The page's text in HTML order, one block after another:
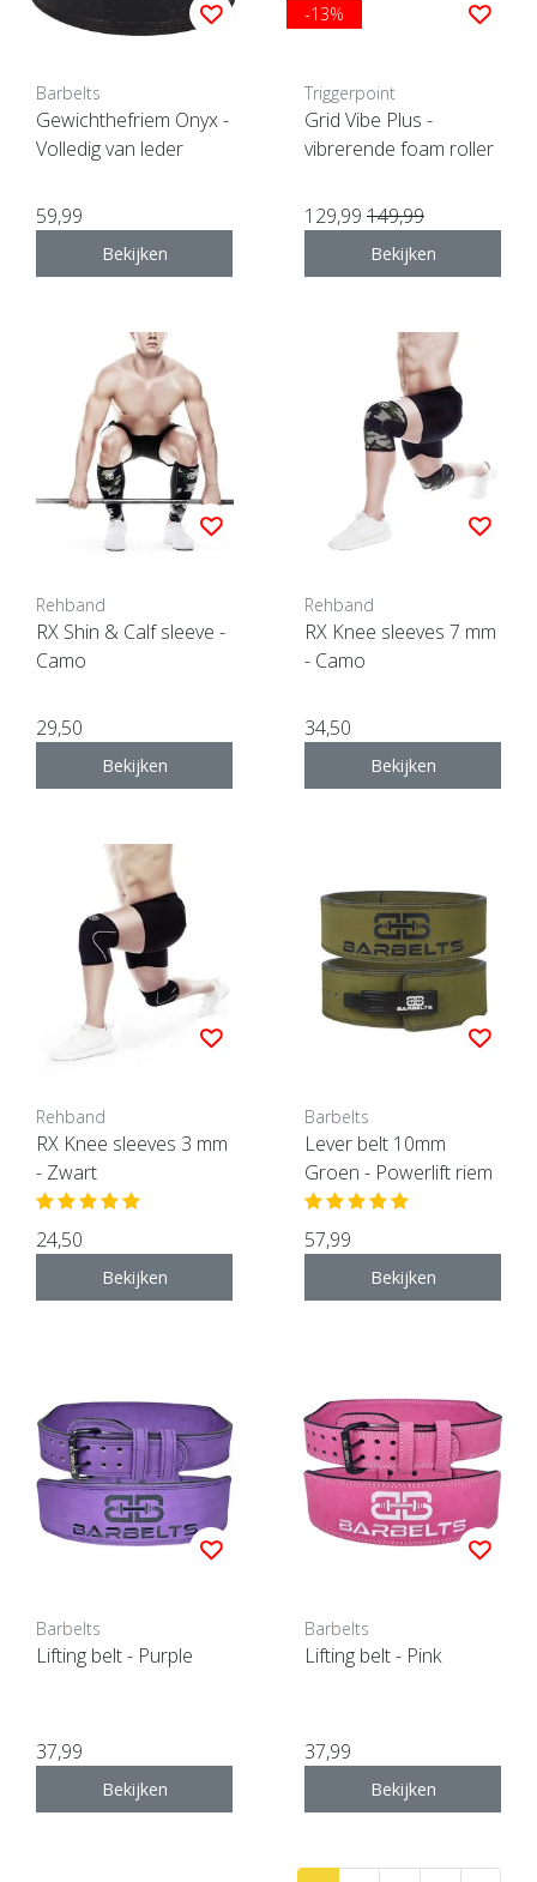
Barbelts
Gewichthefriem Onyx -
Volledig van leder
59,99
Bekijken
-13%
Triggerpoint
Grid Vibe Plus -
vibrerende foam roller
129,99 149,99
Bekijken
Rehband
RX Shin & Calf sleeve -
Camo
29,50
Bekijken
Rehband
RX Knee sleeves 7 mm
- Camo
34,50
Bekijken
Rehband
RX Knee sleeves 3 mm
- Zwart
24,50
Bekijken
Barbelts
Lever belt 10mm
Groen - Powerlift riem
57,99
Bekijken
Barbelts
Lifting belt - Purple
37,99
Bekijken
Barbelts
Lifting belt - Pink
37,99
Bekijken